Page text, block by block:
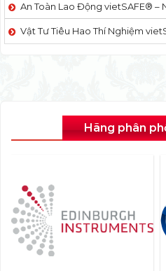
An Toàn Lao Động vietSAFE® –
Vật Tư Tiêu Hao Thí Nghiệm
Hãng phân